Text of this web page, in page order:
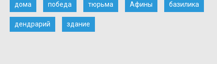
дома победа тюрьма Афины базилика
дендрарий здание